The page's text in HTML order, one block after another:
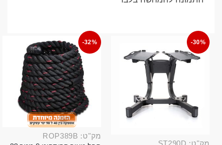
-30%
מק"ט: ST290D
-32%
מק"ט: ROP389B